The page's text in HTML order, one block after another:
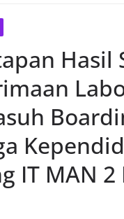
Hasil
IT MAN 2